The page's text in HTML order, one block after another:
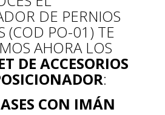
DE PERNIOS
(COD PO-01) TE
AHORA LOS
DE ACCESORIOS
:
CON IMÁN